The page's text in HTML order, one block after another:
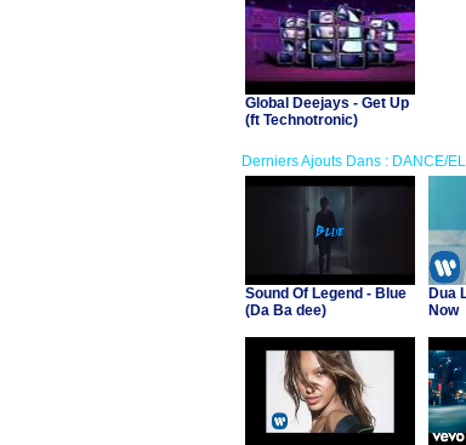
Global Deejays - Get Up
(ft Technotronic)
Derniers Ajouts Dans : DANCE/
Sound Of Legend - Blue
(Da Ba dee)
Dua
Now